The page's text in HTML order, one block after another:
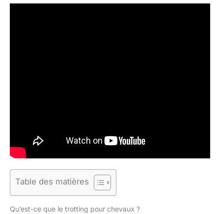
Table des matières
Qu’est-ce que le trotting pour chevaux ?